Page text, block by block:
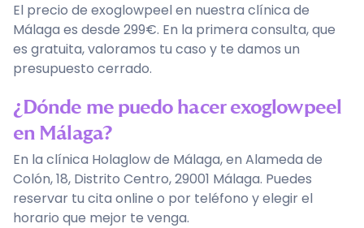
El precio de exoglowpeel en nuestra clínica de
Málaga es desde 299€. En la primera consulta, que
es gratuita, valoramos tu caso y te damos un
presupuesto cerrado.
¿Dónde me puedo hacer exoglowpeel
en Málaga?
En la clínica Holaglow de Málaga, en Alameda de
Colón, 18, Distrito Centro, 29001 Málaga. Puedes
reservar tu cita online o por teléfono y elegir el
horario que mejor te venga.